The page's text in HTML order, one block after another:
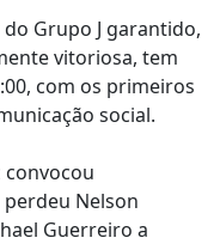
Grupo J garantido,
vitoriosa, tem
com os primeiros
social.
Nelson
Guerreiro a